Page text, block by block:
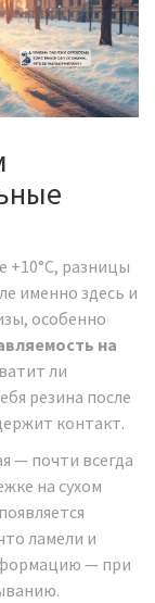
+10°C, разницы
именно здесь и
особенно
на
ли
резина после
контакт.
— почти всегда
на сухом
ламели и
— при